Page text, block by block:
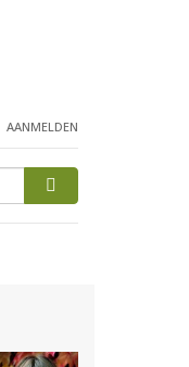
AANMELDEN